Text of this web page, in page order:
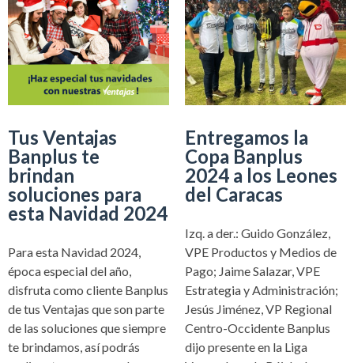
Tus Ventajas
Banplus te
brindan
soluciones para
esta Navidad 2024
Para esta Navidad 2024,
época especial del año,
disfruta como cliente Banplus
de tus Ventajas que son parte
de las soluciones que siempre
te brindamos, así podrás
Entregamos la
Copa Banplus
2024 a los Leones
del Caracas
Izq. a der.: Guido González,
VPE Productos y Medios de
Pago; Jaime Salazar, VPE
Estrategia y Administración;
Jesús Jiménez, VP Regional
Centro-Occidente Banplus
dijo presente en la Liga